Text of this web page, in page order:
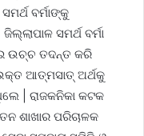
ବର୍ମାଙ୍କୁ
ସମର୍ଥ ବର୍ମା
ଉଚ୍ଚ ତଦନ୍ତ କରି
ଆତ୍ମସାତ୍ ଅର୍ଥକୁ
| ରାଜକନିକା କଟକ
ଶାଖାର ପରିଚାଳକ